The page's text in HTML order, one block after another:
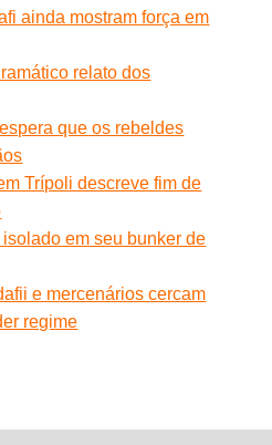
ainda mostram força em
relato dos
que os rebeldes
Trípoli descreve fim de
em seu bunker de
e mercenários cercam
regime